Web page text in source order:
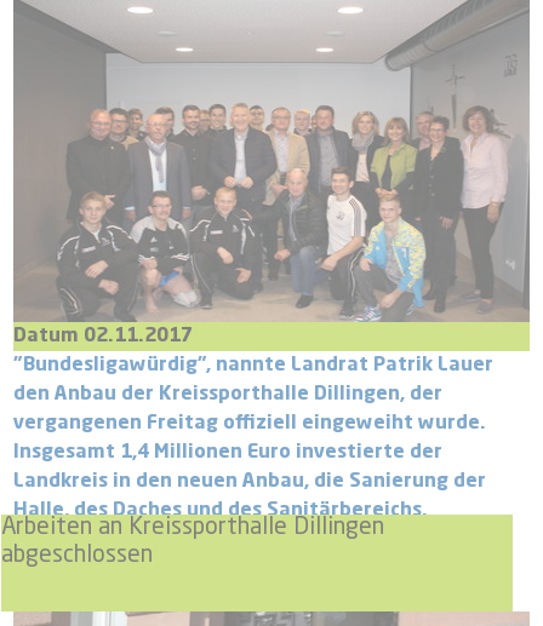
Arbeiten an Kreissporthalle Dillingen
abgeschlossen
Datum 02.11.2017
"Bundesligawürdig", nannte Landrat Patrik Lauer
den Anbau der Kreissporthalle Dillingen, der
vergangenen Freitag offiziell eingeweiht wurde.
Insgesamt 1,4 Millionen Euro investierte der
Landkreis in den neuen Anbau, die Sanierung der
Halle, des Daches und des Sanitärbereichs.